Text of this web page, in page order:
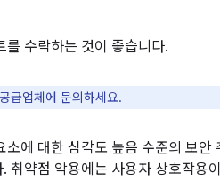
수락하는 것이 좋습니다.
급업체에 문의하세요.
에 대한 심각도 높음 수준의 보안
취약점 악용에는 사용자 상호작용